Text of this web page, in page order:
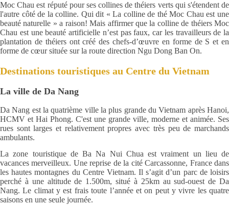
Moc Chau est réputé pour ses collines de théiers verts qui s'étendent de
l'autre côté de la colline. Qui dit « La colline de thé Moc Chau est une
beauté naturelle » a raison! Mais affirmer que la colline de théiers Moc
Chau est une beauté artificielle n’est pas faux, car les travailleurs de la
plantation de théiers ont créé des chefs-d’œuvre en forme de S et en
forme de cœur située sur la route direction Ngu Dong Ban On.
Destinations touristiques au Centre du Vietnam
La ville de Da Nang
Da Nang est la quatrième ville la plus grande du Vietnam après Hanoi,
HCMV et Hai Phong. C'est une grande ville, moderne et animée. Ses
rues sont larges et relativement propres avec très peu de marchands
ambulants.
La zone touristique de Ba Na Nui Chua est vraiment un lieu de
vacances merveilleux. Une reprise de la cité Carcassonne, France dans
les hautes montagnes du Centre Vietnam. Il s’agit d’un parc de loisirs
perché à une altitude de 1.500m, situé à 25km au sud-ouest de Da
Nang. Le climat y est frais toute l’année et on peut y vivre les quatre
saisons en une seule journée.